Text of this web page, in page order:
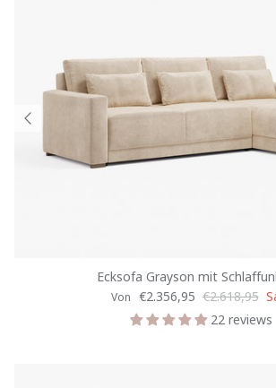
Ecksofa Grayson mit
Von €2.356,95 €2.618,95
22 reviews